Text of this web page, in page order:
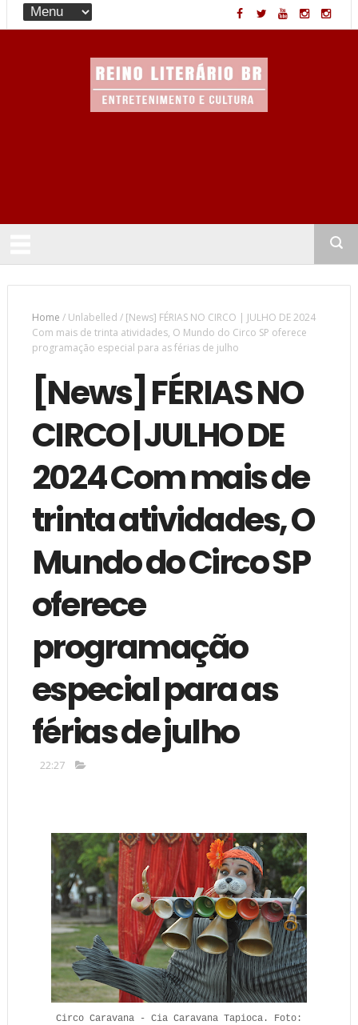
Home /Unlabelled / [News] FÉRIAS NO CIRCO | JULHO DE 2024
Com mais de trinta atividades, O Mundo do Circo SP oferece
programação especial para as férias de julho
[News] FÉRIAS NO
CIRCO | JULHO DE
2024 Com mais de
trinta atividades, O
Mundo do Circo SP
oferece
programação
especial para as
férias de julho
22:27
Circo Caravana - Cia Caravana Tapioca. Foto: